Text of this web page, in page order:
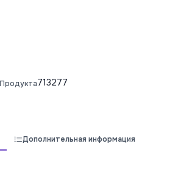
713277
Дополнительная информация